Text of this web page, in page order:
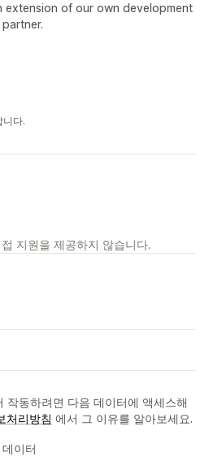
extension of our own development
다.
지원을 제공하지 않습니다.
작동하려면 다음 데이터에 액세스해
처리방침 에서 그 이유를 알아보세요.
이터